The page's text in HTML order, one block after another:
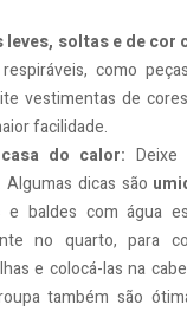
leves, soltas e de cor
como
vestimentas de
facilidade.
do calor:
Algumas dicas são
e baldes com água
no quarto, para
e colocá-las na
também são